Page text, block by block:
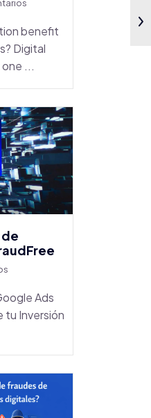
benefit
Digital
...
de
Ads
tu Inversión